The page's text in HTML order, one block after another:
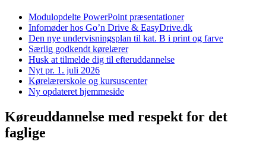
Modulopdelte PowerPoint præsentationer
Infomøder hos Go’n Drive & EasyDrive.dk
Den nye undervisningsplan til kat. B i print og farve
Særlig godkendt kørelærer
Husk at tilmelde dig til efteruddannelse
Nyt pr. 1. juli 2026
Kørelærerskole og kursuscenter
Ny opdateret hjemmeside
Køreuddannelse med respekt for det
faglige